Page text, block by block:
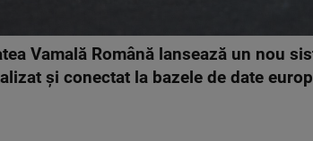
Vamală Română lansează un nou
și conectat la bazele de date